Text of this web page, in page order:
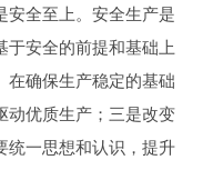
安全至上。安全生产是
于安全的前提和基础上
在确保生产稳定的基础
动优质生产；三是改变
统一思想和认识，提升